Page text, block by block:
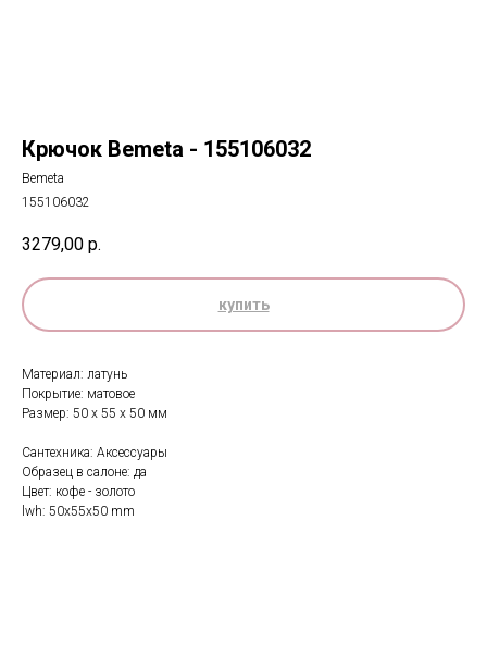
Крючок Bemeta - 155106032
Bemeta
155106032
3279,00 р.
купить
Материал: латунь
Покрытие: матовое
Размер: 50 x 55 x 50 мм
Сантехника: Аксессуары
Образец в салоне: да
Цвет: кофе - золото
lwh: 50x55x50 mm